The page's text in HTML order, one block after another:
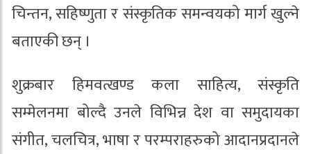
चिन्तन, सहिष्णुता र संस्कृतिक समन्वयको मार्ग खुल्ने
बताएकी छन् ।
शुक्रबार हिमवत्खण्ड कला साहित्य, संस्कृति
सम्मेलनमा बोल्दै उनले विभिन्न देश वा समुदायका
संगीत, चलचित्र, भाषा र परम्पराहरुको आदानप्रदानले